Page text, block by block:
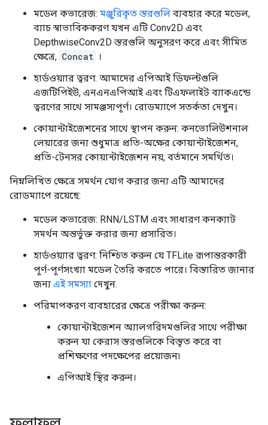
মডেল কভারেজ: মঞ্জুরিকৃত স্তরগুলি ব্যবহার করে মডেল,
ব্যাচ স্বাভাবিককরণ যখন এটি Conv2D এবং
DepthwiseConv2D স্তরগুলি অনুসরণ করে এবং সীমিত
ক্ষেত্রে, Concat ।
হার্ডওয়্যার ত্বরণ: আমাদের এপিআই ডিফল্টগুলি
এজটিপিইউ, এনএনএপিআই এবং টিএফলাইট ব্যাকএন্ডে
ত্বরণের সাথে সামঞ্জস্যপূর্ণ। রোডম্যাপে সতর্কতা দেখুন।
কোয়ান্টাইজেশনের সাথে স্থাপন করুন: কনভোলিউশনাল
লেয়ারের জন্য শুধুমাত্র প্রতি-অক্ষের কোয়ান্টাইজেশন,
প্রতি-টেনসর কোয়ান্টাইজেশন নয়, বর্তমানে সমর্থিত।
নিম্নলিখিত ক্ষেত্রে সমর্থন যোগ করার জন্য এটি আমাদের
রোডম্যাপে রয়েছে:
মডেল কভারেজ: RNN/LSTM এবং সাধারণ কনক্যাট
সমর্থন অন্তর্ভুক্ত করার জন্য প্রসারিত।
হার্ডওয়্যার ত্বরণ: নিশ্চিত করুন যে TFLite রূপান্তরকারী
পূর্ণ-পূর্ণসংখ্যা মডেল তৈরি করতে পারে। বিস্তারিত জানার
জন্য এই সমস্যা দেখুন.
পরিমাপকরণ ব্যবহারের ক্ষেত্রে পরীক্ষা করুন:
কোয়ান্টাইজেশন অ্যালগরিদমগুলির সাথে পরীক্ষা
করুন যা কেরাস স্তরগুলিকে বিস্তৃত করে বা
প্রশিক্ষণের পদক্ষেপের প্রয়োজন৷
এপিআই স্থির করুন।